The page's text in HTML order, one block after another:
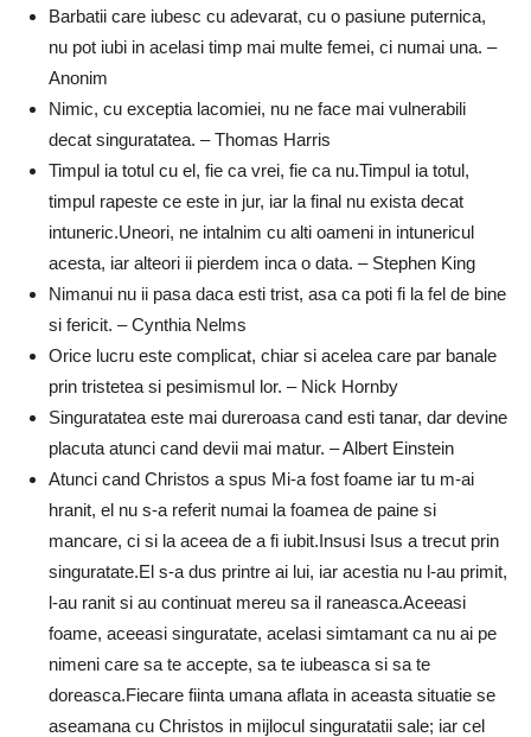
Barbatii care iubesc cu adevarat, cu o pasiune puternica,
nu pot iubi in acelasi timp mai multe femei, ci numai una. –
Anonim
Nimic, cu exceptia lacomiei, nu ne face mai vulnerabili
decat singuratatea. – Thomas Harris
Timpul ia totul cu el, fie ca vrei, fie ca nu.Timpul ia totul,
timpul rapeste ce este in jur, iar la final nu exista decat
intuneric.Uneori, ne intalnim cu alti oameni in intunericul
acesta, iar alteori ii pierdem inca o data. – Stephen King
Nimanui nu ii pasa daca esti trist, asa ca poti fi la fel de bine
si fericit. – Cynthia Nelms
Orice lucru este complicat, chiar si acelea care par banale
prin tristetea si pesimismul lor. – Nick Hornby
Singuratatea este mai dureroasa cand esti tanar, dar devine
placuta atunci cand devii mai matur. – Albert Einstein
Atunci cand Christos a spus Mi-a fost foame iar tu m-ai
hranit, el nu s-a referit numai la foamea de paine si
mancare, ci si la aceea de a fi iubit.Insusi Isus a trecut prin
singuratate.El s-a dus printre ai lui, iar acestia nu l-au primit,
l-au ranit si au continuat mereu sa il raneasca.Aceeasi
foame, aceeasi singuratate, acelasi simtamant ca nu ai pe
nimeni care sa te accepte, sa te iubeasca si sa te
doreasca.Fiecare fiinta umana aflata in aceasta situatie se
aseamana cu Christos in mijlocul singuratatii sale; iar cel